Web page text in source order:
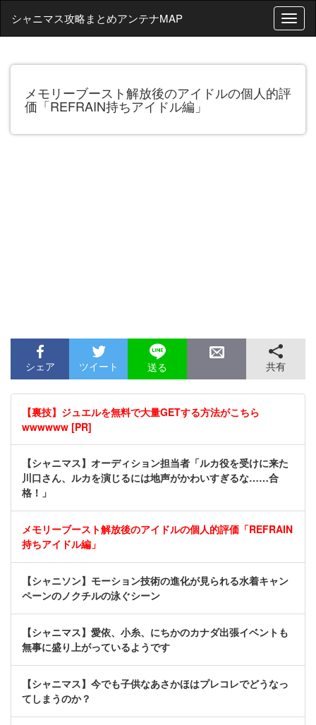
T
o
g
e
v
シャニマス攻略まとめアンテナMAP
メモリーブースト解放後のアイドルの個人的評
価「REFRAIN持ちアイドル編」
シェア ツイート 送る 共有
【裏技】ジュエルを無料で大量GETする方法がこちら
wwwwww [PR]
【シャニマス】オーディション担当者「ルカ役を受けに来た
川口さん、ルカを演じるには地声がかわいすぎるな……合
格！」
メモリーブースト解放後のアイドルの個人的評価「REFRAIN
持ちアイドル編」
【シャニソン】モーション技術の進化が見られる水着キャン
ペーンのノクチルの泳ぐシーン
【シャニマス】愛依、小糸、にちかのカナダ出張イベントも
無事に盛り上がっているようです
【シャニマス】今でも子供なあさかほはプレコレでどうなっ
てしまうのか？